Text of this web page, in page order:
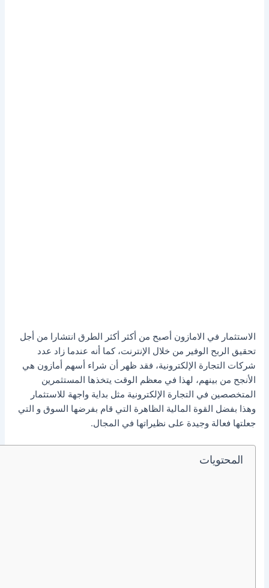
الاستثمار في الامازون أصبح من أكثر أكثر الطرق انتشارا من أجل
تحقيق الربح الوفير من خلال الإنترنت، كما أنه عندما زاد عدد
شركات التجارة الإلكترونية، فقد ظهر أن شراء أسهم أمازون هي
الأنجح من بينهم، لهذا في معظم الوقت يتخذها المستثمرين
المتخصصين في التجارة الإلكترونية مثل بداية واجهة للاستثمار
وهذا بفضل القوة المالية الظاهرة التي قام بفرضها السوق و التي
جعلتها فعالة وجيدة على نظيراتها في المجال.
المحتويات